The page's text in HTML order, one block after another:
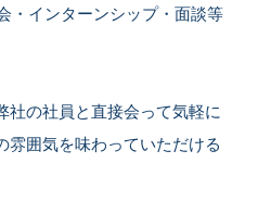
・インターンシップ・面談等
の社員と直接会って気軽に
囲気を味わっていただける